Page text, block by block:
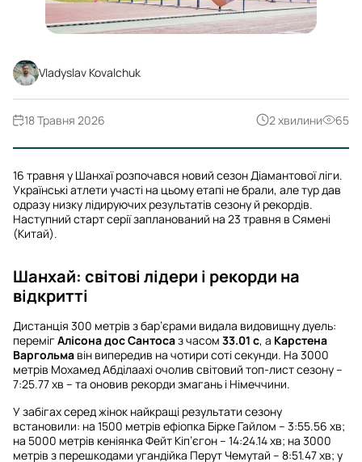
Vladyslav Kovalchuk
2 хвилини 65
18 Травня 2026
16 травня у Шанхаї розпочався новий сезон Діамантової ліги.
Українські атлети участі на цьому етапі не брали, але тур дав
одразу низку лідируючих результатів сезону й рекордів.
Наступний старт серії запланований на 23 травня в Сямені
(Китай).
Шанхай: світові лідери і рекорди на
відкритті
Дистанція 300 метрів з бар’єрами видала видовищну дуель:
переміг Алісона дос Сантосаз часом 33.01 с, а Карстена
Варгольма він випередив на чотири соті секунди. На 3000
метрів Мохамед Абділаахі очолив світовий топ-лист сезону –
7:25.77 хв – та оновив рекорди змагань і Німеччини.
У забігах серед жінок найкращі результати сезону
встановили: на 1500 метрів ефіопка Бірке Гайлом – 3:55.56 хв;
на 5000 метрів кеніянка Фейт Кіп’єгон – 14:24.14 хв; на 3000
метрів з перешкодами угандійка Перут Чемутай – 8:51.47 хв; у